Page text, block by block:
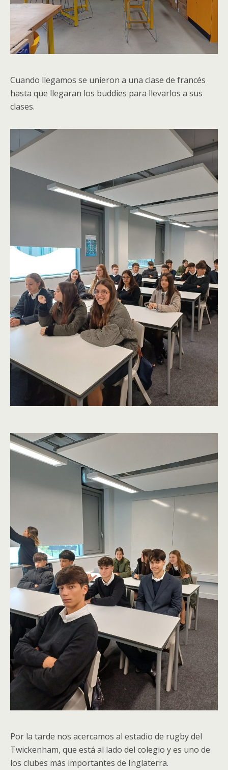
Cuando llegamos se unieron a una clase de francés
hasta que llegaran los buddies para llevarlos a sus
clases.
Por la tarde nos acercamos al estadio de rugby del
Twickenham, que está al lado del colegio y es uno de
los clubes más importantes de Inglaterra.